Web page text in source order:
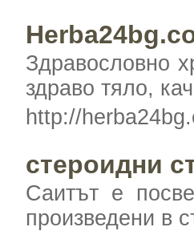
Здравословно
здраво тяло,
http://
стероидни
Саитът е
произведени в